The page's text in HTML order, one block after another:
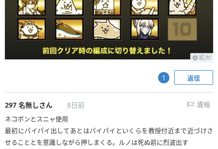
拡大
返信
1
297 名無しさん 8日前 通報
ネコボンとスニャ使用
最初にパイパイ出してあとはパイパイといくらを教授付近まで近づけさ
せることとを意識しながら押しまくる。ルノは死ぬ前に烈波出す